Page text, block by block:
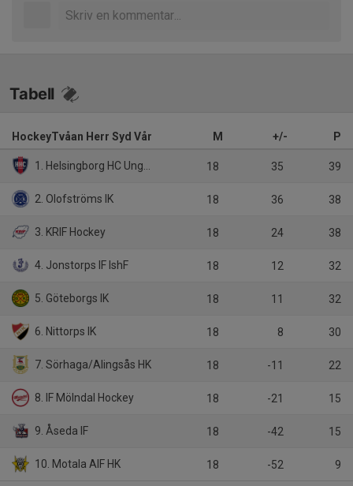
Tabell
HockeyTvåan Herr Syd Vår M +/- P
1. Helsingborg HC Ungdom 18 35 39
2. Olofströms IK 18 36 38
3. KRIF Hockey 18 24 38
4. Jonstorps IF IshF 18 12 32
5. Göteborgs IK 18 11 32
6. Nittorps IK 18 8 30
7. Sörhaga/Alingsås HK 18 -11 22
8. IF Mölndal Hockey 18 -21 15
9. Åseda IF 18 -42 15
10. Motala AIF HK 18 -52 9